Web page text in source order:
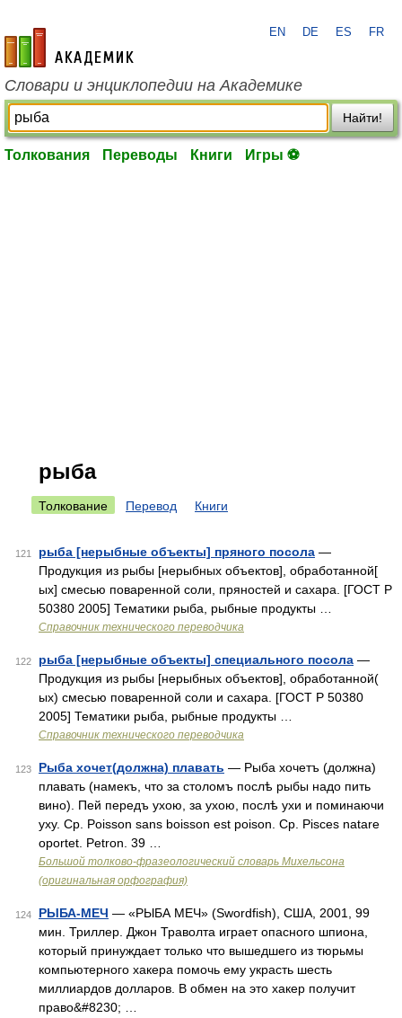
academic.ru
EN DE ES FR
Словари и энциклопедии на Академике
Найти!
Толкования Переводы Книги Игры ⚽
рыба
Толкование Перевод Книги
121 рыба [нерыбные объекты] пряного посола —
Продукция из рыбы [нерыбных объектов], обработанной[
ых] смесью поваренной соли, пряностей и сахара. [ГОСТ Р
50380 2005] Тематики рыба, рыбные продукты …
Справочник технического переводчика
122 рыба [нерыбные объекты] специального посола —
Продукция из рыбы [нерыбных объектов], обработанной(
ых) смесью поваренной соли и сахара. [ГОСТ Р 50380
2005] Тематики рыба, рыбные продукты …
Справочник технического переводчика
123 Рыба хочет(должна) плавать — Рыба хочетъ (должна)
плавать (намекъ, что за столомъ послѣ рыбы надо пить
вино). Пей передъ ухою, за ухою, послѣ ухи и поминаючи
уху. Ср. Poisson sans boisson est poison. Ср. Pisces natare
oportet. Petron. 39 …
Большой толково-фразеологический словарь Михельсона
(оригинальная орфография)
124 РЫБА-МЕЧ — «РЫБА МЕЧ» (Swordfish), США, 2001, 99
мин. Триллер. Джон Траволта играет опасного шпиона,
который принуждает только что вышедшего из тюрьмы
компьютерного хакера помочь ему украсть шесть
миллиардов долларов. В обмен на это хакер получит
право&#8230; …